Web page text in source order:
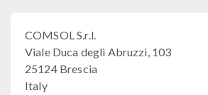
COMSOL S.r.l.
Viale Duca degli Abruzzi, 103
25124 Brescia
Italy